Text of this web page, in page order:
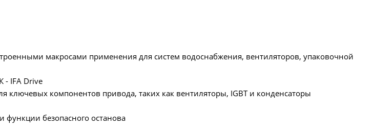
макросами применения для систем водоснабжения, вентиляторов, упаковочной
- IFA Drive
ключевых компонентов привода, таких как вентиляторы, IGBT и конденсаторы
функции безопасного останова